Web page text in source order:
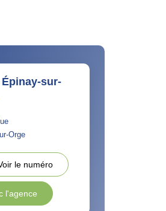
sur-
Orge
le numéro
l'agence